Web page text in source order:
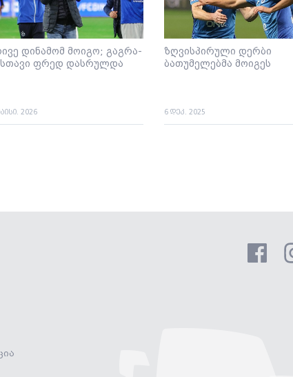
დინამომ მოიგო; გაგრა-
ფრედ დასრულდა
2026
ზღვისპირული დერბი
ბათუმელებმა მოიგეს
6 დეკ. 2025